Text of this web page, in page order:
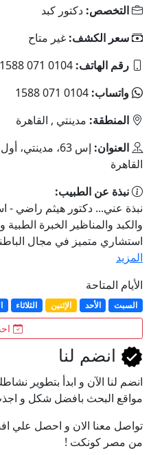
التخصص: دكتور كبد
سعر الكشف: غير متاح
رقم الهاتف: 0104 071 1588
واتساب: 0104 071 1588
المنطقة: مدينتي , القاهرة
العنوان:
إس 63،
القاهرة
نبذة عن الطبيب:
نبذة عني... دكتور هيثم راضي -
والكبد والمناظير الخبرة
استشاري متميز في مجال
المزيد
الأيام المتاحة
السبت الأحد الإثنين الثلاثاء
انضم لنا
انضم لنا اﻵن و ابدأ بتطوير
مواقع البحث بافضل شكل و
تواصل معنا الان و احصل علي
من مصر كونكت !